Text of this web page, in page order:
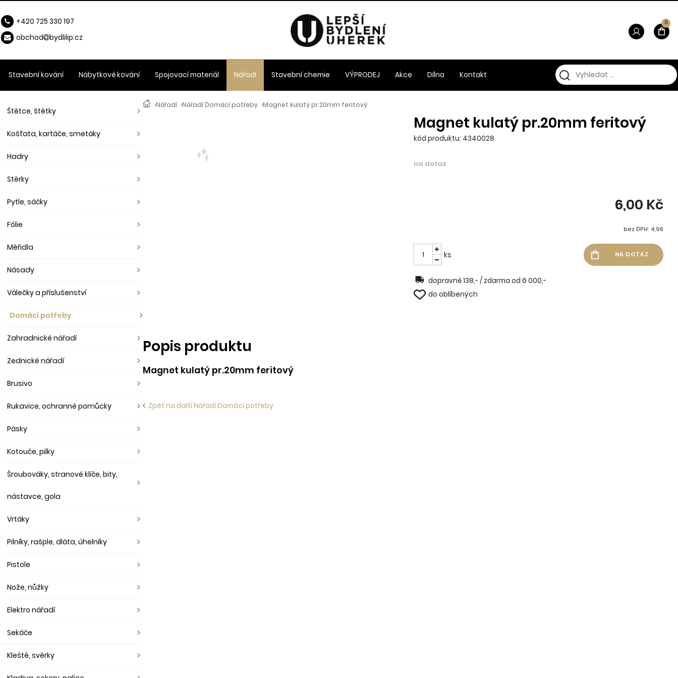
›Nářadí ›Nářadí Domácí potřeby ›Magnet kulatý pr.20mm feritový
Magnet kulatý pr.20mm feritový
kód produktu: 4340028
na dotaz
6,00 Kč
bez DPH: 4,96
ks
dopravné 138,- / zdarma od 6 000,-
do oblíbených
Popis produktu
Magnet kulatý pr.20mm feritový
Zpět na další Nářadí Domácí potřeby
Štětce, štětky
Košťata, kartáče, smetáky
Hadry
Stěrky
Pytle, sáčky
Fólie
Měřidla
Násady
Válečky a příslušenství
Domácí potřeby
Zahradnické nářadí
Zednické nářadí
Brusivo
Rukavice, ochranné pomůcky
Pásky
Kotouče, pilky
Šroubováky, stranové klíče, bity,
nástavce, gola
Vrtáky
Pilníky, rašple, dláta, úhelníky
Pistole
Nože, nůžky
Elektro nářadí
Sekáče
Kleště, svěrky
Stavební kování Nábytkové kování Spojovací materiál Nářadí Stavební chemie VÝPRODEJ Akce Dílna Kontakt
0
+420 725 330 197
obchod
bydlilip.cz